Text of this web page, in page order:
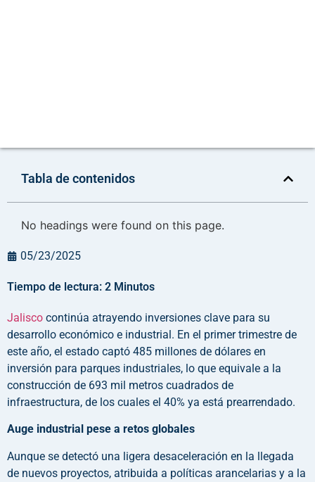
Tabla de contenidos
No headings were found on this page.
05/23/2025
Tiempo de lectura: 2 Minutos
Jalisco continúa atrayendo inversiones clave para su
desarrollo económico e industrial. En el primer trimestre de
este año, el estado captó 485 millones de dólares en
inversión para parques industriales, lo que equivale a la
construcción de 693 mil metros cuadrados de
infraestructura, de los cuales el 40% ya está prearrendado.
Auge industrial pese a retos globales
Aunque se detectó una ligera desaceleración en la llegada
de nuevos proyectos, atribuida a políticas arancelarias y a la